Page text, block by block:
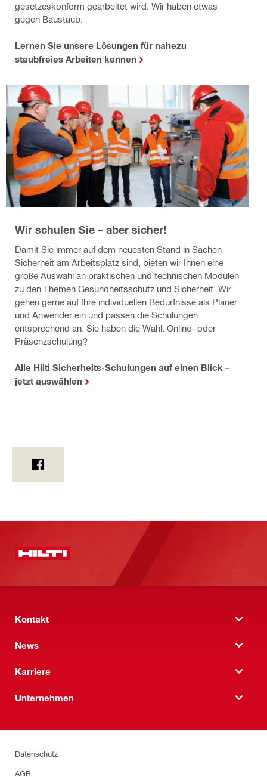
gesetzeskonform gearbeitet wird. Wir haben etwas
gegen Baustaub.
Lernen Sie unsere Lösungen für nahezu
staubfreies Arbeiten kennen
Wir schulen Sie – aber sicher!
Damit Sie immer auf dem neuesten Stand in Sachen
Sicherheit am Arbeitsplatz sind, bieten wir Ihnen eine
große Auswahl an praktischen und technischen Modulen
zu den Themen Gesundheitsschutz und Sicherheit. Wir
gehen gerne auf Ihre individuellen Bedürfnisse als Planer
und Anwender ein und passen die Schulungen
entsprechend an. Sie haben die Wahl: Online- oder
Präsenzschulung?
Alle Hilti Sicherheits-Schulungen auf einen Blick –
jetzt auswählen
Kontakt
News
Karriere
Unternehmen
Datenschutz
AGB